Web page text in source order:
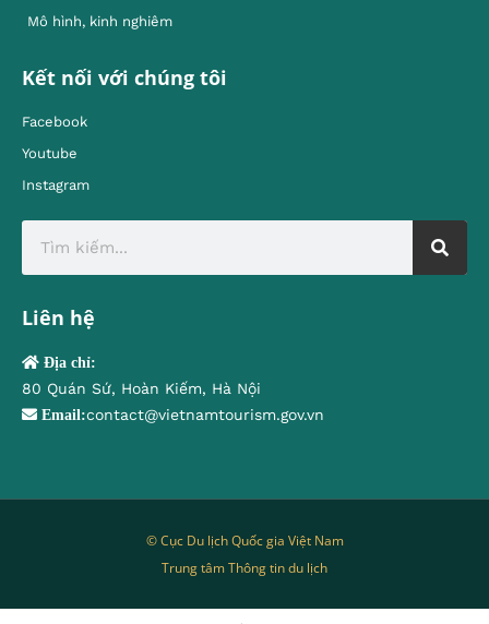
Mô hình, kinh nghiêm
Kết nối với chúng tôi
Facebook
Youtube
Instagram
Liên hệ
Địa chỉ:
80 Quán Sứ, Hoàn Kiếm, Hà Nội
Email:contact@vietnamtourism.gov.vn
© Cục Du lịch Quốc gia Việt Nam
Trung tâm Thông tin du lịch